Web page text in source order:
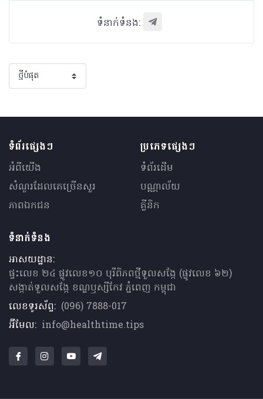
ទំនាក់ទំនង:
ទំព័រផ្សេងៗ
អំពីយើង
សំណួរ​ដែលគេ​ច្រើន​សួរ
ភាពឯកជន
ប្រភេទផ្សេងៗ
ទំព័រដើម
បណ្ណាល័យ
គ្លីនិក
ទំនាក់ទំនង
អាសយដ្ឋាន:
ផ្ទះលេខ ២៤ ផ្លូវលេខ១០ បុរីពិភពថ្មីទួលសង្កែ (ផ្លូវលេខ ៦២)
សង្កាត់ទួលសង្កែ ខណ្ឌឫស្សីកែវ ភ្នំពេញ កម្ពុជា
លេខទូរស័ព្ទ: (096) 7888-017
អ៊ីមែល: info@healthtime.tips